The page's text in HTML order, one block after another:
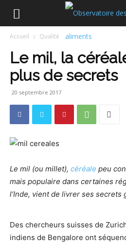
Accueil Qualité
Le mil, la
plus de secrets
20 septembre 2017
Le mil (ou millet), céréale peu
mais populaire dans certaines
l’Inde, vient de livrer ses secrets
Des chercheurs suisses de
indiens de Bengalore ont